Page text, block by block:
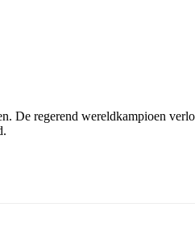
regerend wereldkampioen